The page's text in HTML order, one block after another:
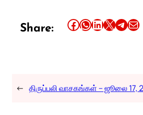
Share: Share this article on Facebook Share this article on WhatsApp Share this article on LinkedIn Share this article on X Share this article on TelegramEmail this Article
← திருப்பலி வாசகங்கள் – ஜூலை 17,